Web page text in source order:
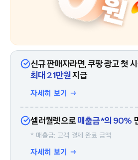
신규 판매자라면, 쿠팡 광고 첫
최대 21만원지급
자세히 보기 →
셀러월렛으로매출금*의 90%
* 매출금: 고객 결제 완료 금액
자세히 보기 →